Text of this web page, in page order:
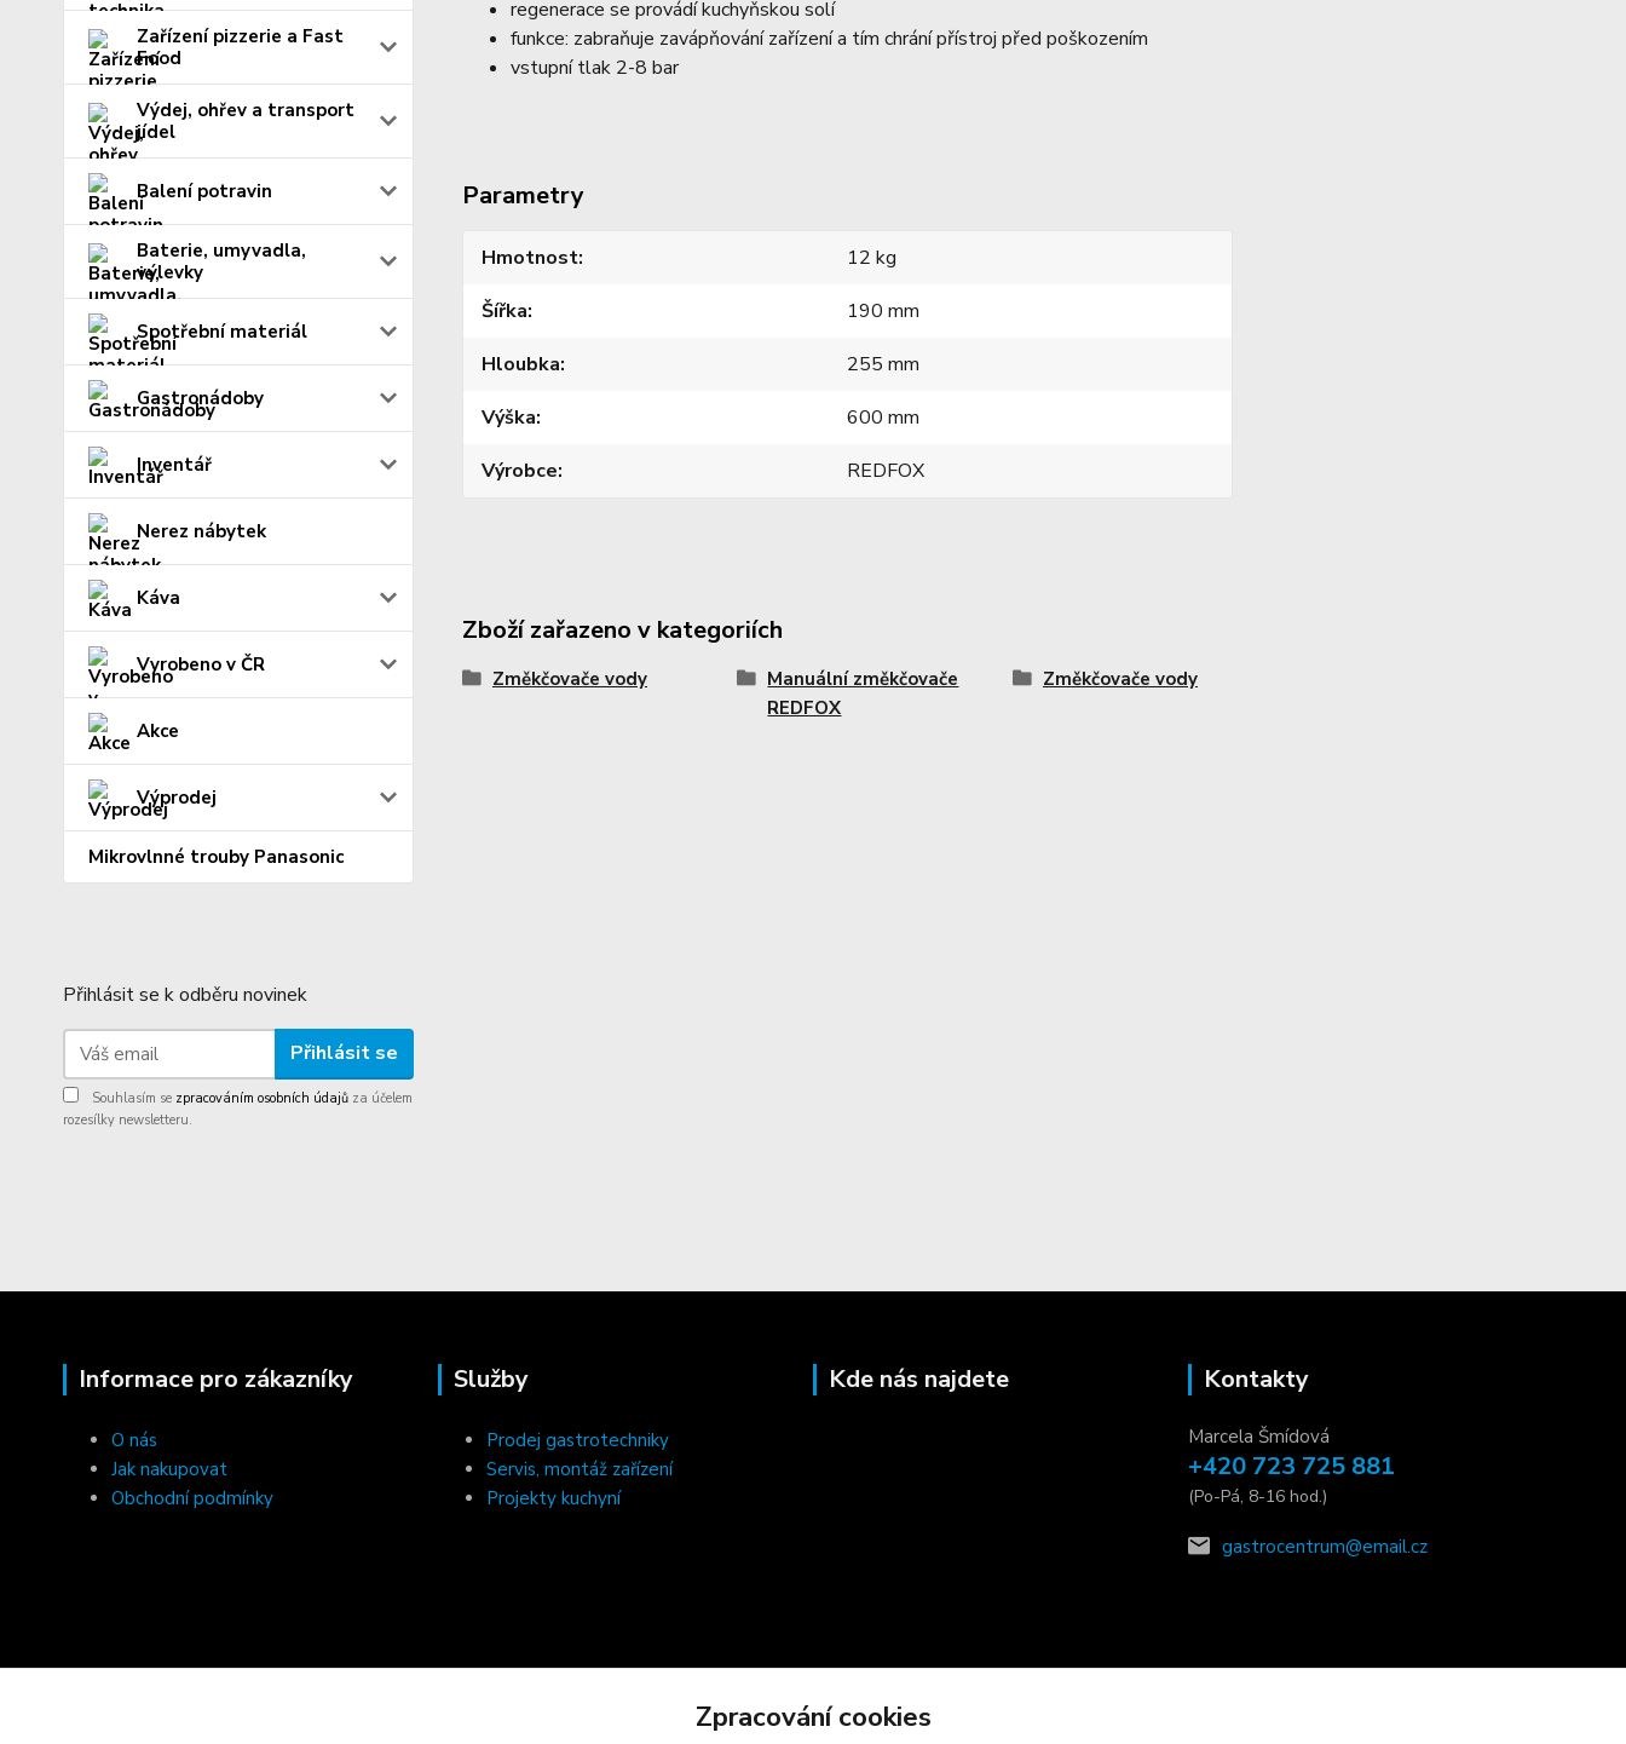
Zařízení pizzerie a Fast
Food
Výdej, ohřev a transport
jídel
Balení potravin
Baterie, umyvadla,
výlevky
Spotřební materiál
Gastronádoby
Inventář
Nerez nábytek
Káva
Vyrobeno v ČR
Akce
Výprodej
Mikrovlnné trouby Panasonic
Přihlásit se k odběru novinek
Přihlásit se
Souhlasím se zpracováním osobních údajů za účelem
rozesílky newsletteru.
regenerace se provádí kuchyňskou solí
funkce: zabraňuje zavápňování zařízení a tím chrání přístroj před poškozením
vstupní tlak 2-8 bar
Parametry
Hmotnost
12 kg
Šířka
190 mm
Hloubka
255 mm
Výška
600 mm
Výrobce
REDFOX
Zboží zařazeno v kategoriích
Změkčovače vody
Manuální změkčovače
REDFOX
Změkčovače vody
Informace pro zákazníky
O nás
Jak nakupovat
Obchodní podmínky
Služby
Prodej gastrotechniky
Servis, montáž zařízení
Projekty kuchyní
Kde nás najdete Kontakty
Marcela Šmídová
+420 723 725 881
(Po-Pá, 8-16 hod.)
gastrocentrum@email.cz
Zpracování cookies